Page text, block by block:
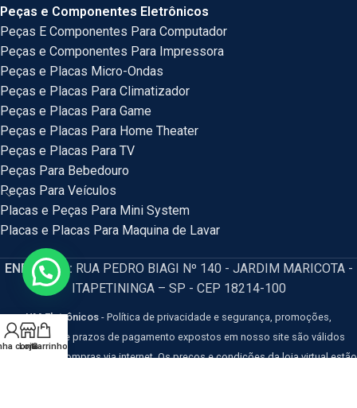
Peças e Componentes Eletrônicos
Peças E Componentes Para Computador
Peças e Componentes Para Impressora
Peças e Placas Micro-Ondas
Peças e Placas Para Climatizador
Peças e Placas Para Game
Peças e Placas Para Home Theater
Peças e Placas Para TV
Peças Para Bebedouro
Peças Para Veículos
Placas e Peças Para Mini System
Placas e Placas Para Maquina de Lavar
ENDEREÇO: RUA PEDRO BIAGI Nº 140 - JARDIM MARICOTA -
ITAPETININGA – SP - CEP 18214-100
HM Eletrônicos - Política de privacidade e segurança, promoções,
descontos e prazos de pagamento expostos em nosso site são válidos
apenas para compras via internet. Os preços e condições da loja virtual estão
conta
LojaCarrinho